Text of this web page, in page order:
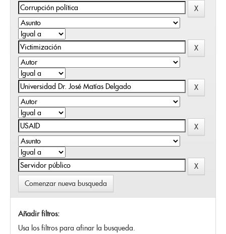
Comenzar nueva busqueda
Añadir filtros:
Usa los filtros para afinar la busqueda.